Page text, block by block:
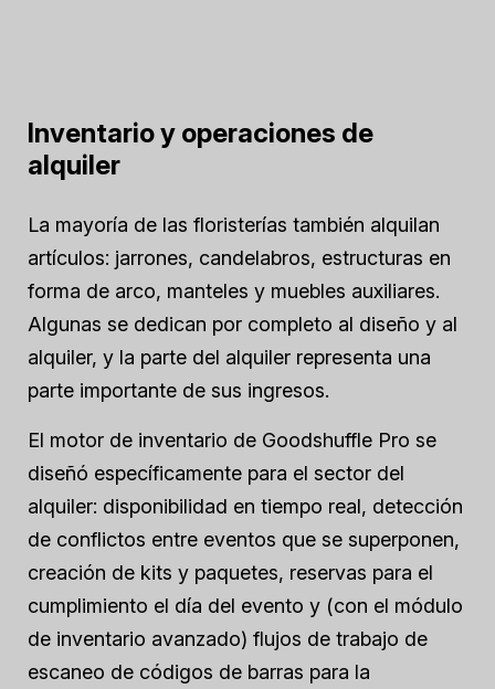
Inventario y operaciones de
alquiler
La mayoría de las floristerías también alquilan
artículos: jarrones, candelabros, estructuras en
forma de arco, manteles y muebles auxiliares.
Algunas se dedican por completo al diseño y al
alquiler, y la parte del alquiler representa una
parte importante de sus ingresos.
El motor de inventario de Goodshuffle Pro se
diseñó específicamente para el sector del
alquiler: disponibilidad en tiempo real, detección
de conflictos entre eventos que se superponen,
creación de kits y paquetes, reservas para el
cumplimiento el día del evento y (con el módulo
de inventario avanzado) flujos de trabajo de
escaneo de códigos de barras para la